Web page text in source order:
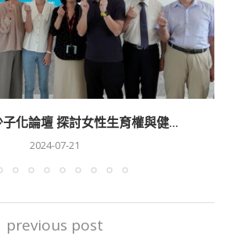
化論壇 探討女性生育權與健...
2024-07-21
previous post